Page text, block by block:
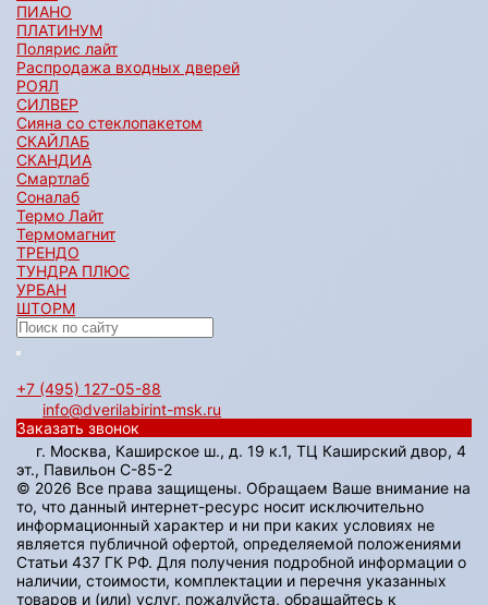
ПИАНО
ПЛАТИНУМ
Полярис лайт
Распродажа входных дверей
РОЯЛ
СИЛВЕР
Сияна со стеклопакетом
СКАЙЛАБ
СКАНДИA
Смартлаб
Соналаб
Термо Лайт
Термомагнит
ТРЕНДО
ТУНДРА ПЛЮС
УРБАН
ШТОРМ
+7 (495) 127-05-88‬
info@dverilabirint-msk.ru
Заказать звонок
г. Москва, Каширское ш., д. 19 к.1, ТЦ Каширский двор, 4
эт., Павильон C-85-2
© 2026 Все права защищены. Обращаем Ваше внимание на
то, что данный интернет-ресурс носит исключительно
информационный характер и ни при каких условиях не
является публичной офертой, определяемой положениями
Статьи 437 ГК РФ. Для получения подробной информации о
наличии, стоимости, комплектации и перечня указанных
товаров и (или) услуг, пожалуйста, обращайтесь к